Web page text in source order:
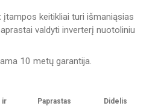
įtampos keitikliai turi išmaniąsias
valdyti inverterį nuotoliniu
10 metų garantija.
ir
Paprastas
Didelis